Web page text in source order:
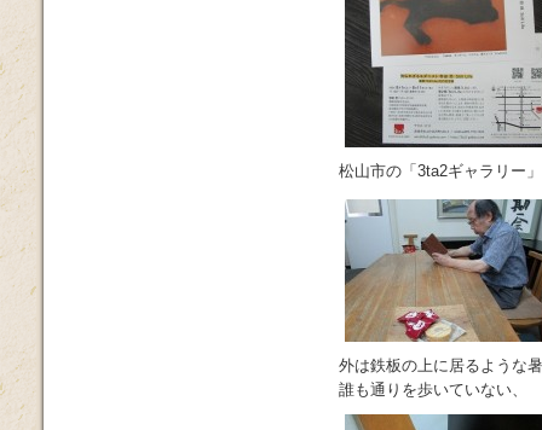
松山市の「3ta2ギャラリー
外は鉄板の上に居るような
誰も通りを歩いていない、